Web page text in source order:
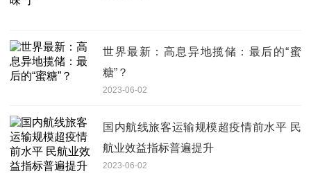
世界最新：高息异地揽储：最后的“蜜
糖”？
2023-06-02
国内航线旅客运输规模超疫情前水平 民
航业效益指标普遍提升
2023-06-02